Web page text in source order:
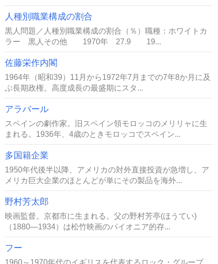
人種別職業構成の割合
黒人問題／人種別職業構成の割合（％）職種：ホワイトカ
ラー 黒人その他 1970年 27.9 19...
佐藤栄作内閣
1964年（昭和39）11月から1972年7月までの7年8か月に及
ぶ長期政権。高度成長の最盛期にスタ...
アラバール
スペインの劇作家。旧スペイン領モロッコのメリリャに生
まれる。1936年、4歳のときモロッコでスペイン...
多国籍企業
1950年代後半以降、アメリカの対外直接投資が急増し、ア
メリカ巨大企業のほとんどが単にその製品を海外...
野村芳太郎
映画監督。京都市に生まれる。父の野村芳亭(ほうてい)
（1880―1934）は松竹映画のパイオニア的存...
フー
1960～1970年代のイギリスを代表するロック・グループ。